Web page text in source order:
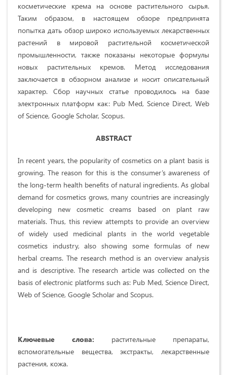
косметические крема на основе растительного сырья.
Таким образом, в настоящем обзоре предпринята
попытка дать обзор широко используемых лекарственных
растений в мировой растительной косметической
промышленности, также показаны некоторые формулы
новых растительных кремов. Метод исследования
заключается в обзорном анализе и носит описательный
характер. Сбор научных статье проводилось на базе
электронных платформ как: Pub Med, Science Direct, Web
of Science, Google Scholar, Scopus.
ABSTRACT
In recent years, the popularity of cosmetics on a plant basis is
growing. The reason for this is the consumer’s awareness of
the long-term health benefits of natural ingredients. As global
demand for cosmetics grows, many countries are increasingly
developing new cosmetic creams based on plant raw
materials. Thus, this review attempts to provide an overview
of widely used medicinal plants in the world vegetable
cosmetics industry, also showing some formulas of new
herbal creams. The research method is an overview analysis
and is descriptive. The research article was collected on the
basis of electronic platforms such as: Pub Med, Science Direct,
Web of Science, Google Scholar and Scopus.
Ключевые слова: растительные препараты,
вспомогательные вещества, экстракты, лекарственные
растения, кожа.